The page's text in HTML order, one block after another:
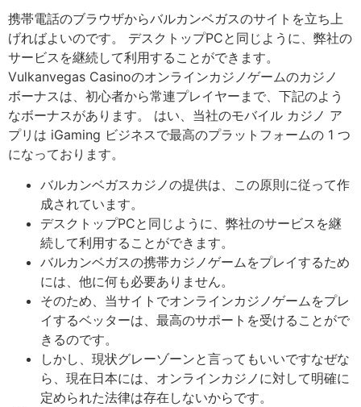
携帯電話のブラウザからバルカンベガスのサイトを立ち上
げればよいのです。 デスクトップPCと同じように、弊社の
サービスを継続して利用することができます。
Vulkanvegas Casinoのオンラインカジノゲームのカジノ
ボーナスは、初心者から常連プレイヤーまで、下記のよう
なボーナスがあります。 はい、当社のモバイル カジノ ア
プリは iGaming ビジネスで最高のプラットフォームの 1 つ
になっております。
バルカンベガスカジノの提供は、この原則に従って作
成されています。
デスクトップPCと同じように、弊社のサービスを継
続して利用することができます。
バルカンベガスの携帯カジノゲームをプレイするため
には、他に何も必要ありません。
そのため、当サイトでオンラインカジノゲームをプレ
イするベッターは、最高のサポートを受けることがで
きるのです。
しかし、現状グレーゾーンと言ってもいいですなぜな
ら、現在日本には、オンラインカジノに対して明確に
定められた法律は存在しないからです。